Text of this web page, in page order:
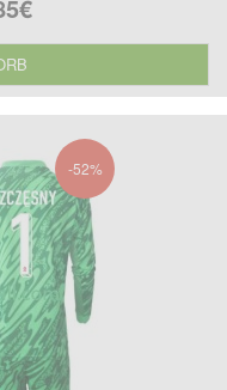
-52%